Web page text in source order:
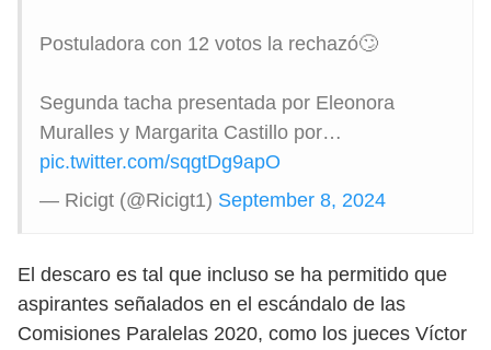
Postuladora con 12 votos la rechazó🙄
Segunda tacha presentada por Eleonora
Muralles y Margarita Castillo por…
pic.twitter.com/sqgtDg9apO
— Ricigt (@Ricigt1) September 8, 2024
El descaro es tal que incluso se ha permitido que
aspirantes señalados en el escándalo de las
Comisiones Paralelas 2020, como los jueces Víctor